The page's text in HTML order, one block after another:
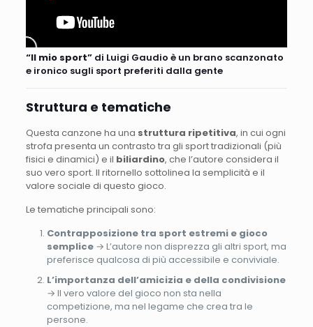
“Il mio sport”di Luigi Gaudio è un brano scanzonato
e ironico sugli sport preferiti dalla gente
Struttura e tematiche
Questa canzone ha una struttura ripetitiva, in cui ogni
strofa presenta un contrasto tra gli sport tradizionali (più
fisici e dinamici) e il biliardino, che l’autore considera il
suo vero sport. Il ritornello sottolinea la semplicità e il
valore sociale di questo gioco.
Le tematiche principali sono:
Contrapposizione tra sport estremi e gioco
semplice→ L’autore non disprezza gli altri sport, ma
preferisce qualcosa di più accessibile e conviviale.
L’importanza dell’amicizia e della condivisione
→ Il vero valore del gioco non sta nella
competizione, ma nel legame che crea tra le
persone.